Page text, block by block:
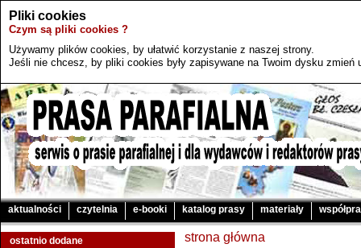
Pliki cookies
Czym są pliki cookies ?
Używamy plików cookies, by ułatwić korzystanie z naszej strony.
Jeśli nie chcesz, by pliki cookies były zapisywane na Twoim dysku zmień
aktualności czytelnia e-booki katalog prasy materiały
ostatnio dodane strona główna